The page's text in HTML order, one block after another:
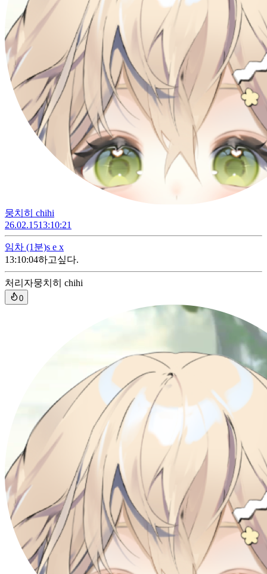
뭉치히 chihi
26.02.1513:10:21
임차 (1분)s e x
13:10:04하고싶다.
처리자뭉치히 chihi
0